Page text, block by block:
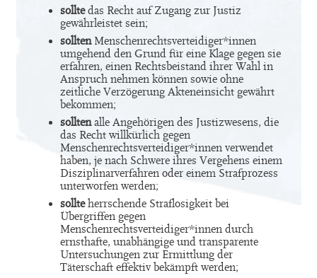
solltedas Recht auf Zugang zur Justiz
gewährleistet sein;
solltenMenschenrechtsverteidiger*innen
umgehend den Grund für eine Klage gegen sie
erfahren, einen Rechtsbeistand ihrer Wahl in
Anspruch nehmen können sowie ohne
zeitliche Verzögerung Akteneinsicht gewährt
bekommen;
solltenalle Angehörigen des Justizwesens, die
das Recht willkürlich gegen
Menschenrechtsverteidiger*innen verwendet
haben, je nach Schwere ihres Vergehens einem
Disziplinarverfahren oder einem Strafprozess
unterworfen werden;
sollteherrschende Straflosigkeit bei
Übergriffen gegen
Menschenrechtsverteidiger*innen durch
ernsthafte, unabhängige und transparente
Untersuchungen zur Ermittlung der
Täterschaft effektiv bekämpft werden;